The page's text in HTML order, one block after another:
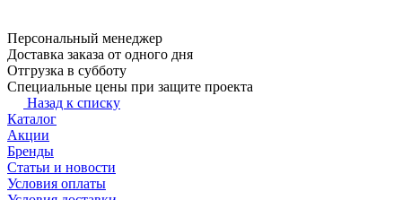
Персональный менеджер
Доставка заказа от одного дня
Отгрузка в субботу
Специальные цены при защите проекта
Назад к списку
Каталог
Акции
Бренды
Статьи и новости
Условия оплаты